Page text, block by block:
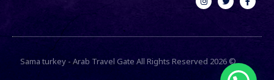
a
c
o
f
w
i
e
n
s
g
m © 2026 Sama turkey - Arab Travel Gate All Rights Reserved